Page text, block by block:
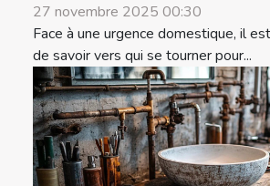
27 novembre 2025 00:30
Face à une urgence domestique, il
de savoir vers qui se tourner pour...